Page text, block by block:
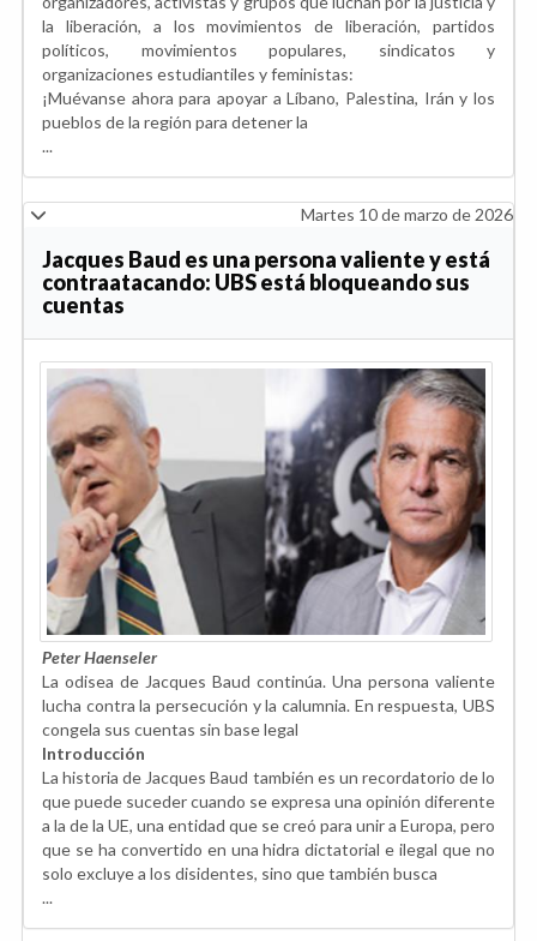
la liberación, a los movimientos de liberación, partidos
políticos, movimientos populares, sindicatos y
organizaciones estudiantiles y feministas:
¡Muévanse ahora para apoyar a Líbano, Palestina, Irán y los
pueblos de la región para detener la
...
Martes 10 de marzo de 2026
Jacques Baud es una persona valiente y está
contraatacando: UBS está bloqueando sus
cuentas
Peter Haenseler
La odisea de Jacques Baud continúa. Una persona valiente
lucha contra la persecución y la calumnia. En respuesta, UBS
congela sus cuentas sin base legal
Introducción
La historia de Jacques Baud también es un recordatorio de lo
que puede suceder cuando se expresa una opinión diferente
a la de la UE, una entidad que se creó para unir a Europa, pero
que se ha convertido en una hidra dictatorial e ilegal que no
solo excluye a los disidentes, sino que también busca
...